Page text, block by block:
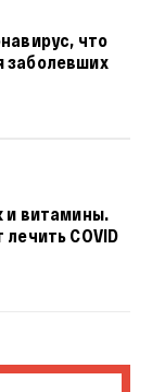
что
заболевших
и витамины.
COVID